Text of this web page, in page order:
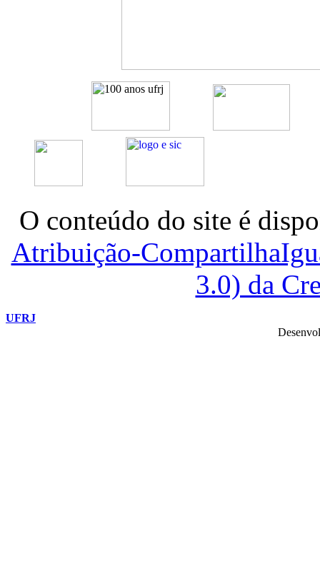
O conteúdo do site é
Atribuição-
3.0) da
UFRJ